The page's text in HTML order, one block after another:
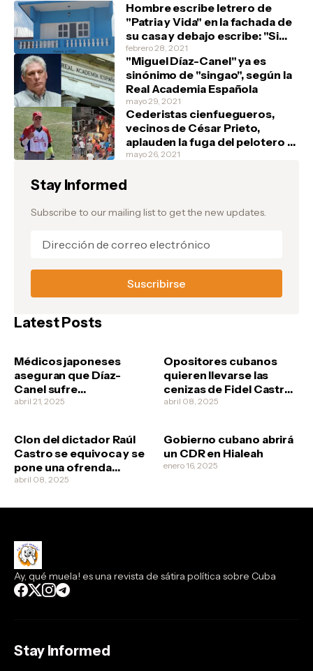
Hombre escribe letrero de
"Patria y Vida" en la fachada de
su casa y debajo escribe: "Si
tienen, un marfilito por favor"
febrero 28, 2021
"Miguel Díaz-Canel" ya es
sinónimo de "singao", según la
Real Academia Española
mayo 29, 2021
Cederistas cienfuegueros,
vecinos de César Prieto,
aplauden la fuga del pelotero y
festejan en la barriada de Junco
mayo 26, 2021
Stay Informed
Subscribe to our mailing list to get the new updates.
Latest Posts
Médicos japoneses
aseguran que Díaz-
Canel sufre
esquizofrenia
abril 21, 2025
Opositores cubanos
quieren llevarse las
cenizas de Fidel Castro
no vaya a ser que los
abril 08, 2025
Clon del dictador Raúl
Castro se equivoca y se
pone una ofrenda
funeral a él mismo
abril 08, 2025
Gobierno cubano abrirá
un CDR en Hialeah
enero 16, 2025
Ay, qué muela! es una revista de sátira política sobre Cuba
Stay Informed